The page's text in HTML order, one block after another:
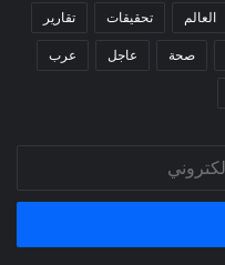
العالم تحقيقات تقارير
صحة عاجل عرب